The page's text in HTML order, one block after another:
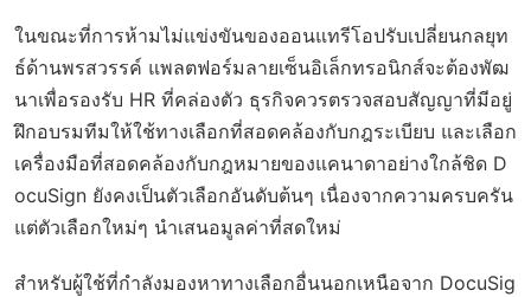
ในขณะที่การห้ามไม่แข่งขันของออนแทรีโอปรับเปลี่ยนกลยุท
ธ์ด้านพรสวรรค์ แพลตฟอร์มลายเซ็นอิเล็กทรอนิกส์จะต้องพัฒ
นาเพื่อรองรับ HR ที่คล่องตัว ธุรกิจควรตรวจสอบสัญญาที่มีอยู่
ฝึกอบรมทีมให้ใช้ทางเลือกที่สอดคล้องกับกฎระเบียบ และเลือก
เครื่องมือที่สอดคล้องกับกฎหมายของแคนาดาอย่างใกล้ชิด D
ocuSign ยังคงเป็นตัวเลือกอันดับต้นๆ เนื่องจากความครบครัน
แต่ตัวเลือกใหม่ๆ นำเสนอมูลค่าที่สดใหม่
สำหรับผู้ใช้ที่กำลังมองหาทางเลือกอื่นนอกเหนือจาก DocuSig